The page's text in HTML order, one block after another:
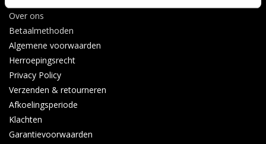
Over ons
Betaalmethoden
Algemene voorwaarden
Herroepingsrecht
Privacy Policy
Verzenden & retourneren
Afkoelingsperiode
Klachten
Garantievoorwaarden